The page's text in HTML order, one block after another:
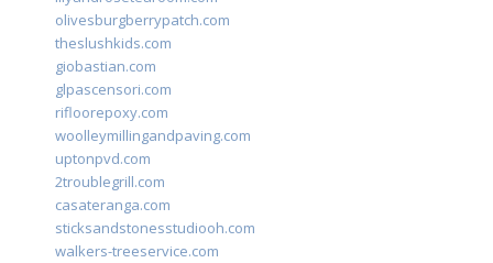
olivesburgberrypatch.com
theslushkids.com
giobastian.com
glpascensori.com
rifloorepoxy.com
woolleymillingandpaving.com
uptonpvd.com
2troublegrill.com
casateranga.com
sticksandstonesstudiooh.com
walkers-treeservice.com